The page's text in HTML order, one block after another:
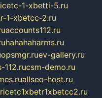
1-xbetti-5.ru
1-xbetcc-2.ru
accounts112.ru
hahahaharms.ru
opsmgr.ruev-gallery.ru
112.rucsm-demo.ru
allseo-host.ru